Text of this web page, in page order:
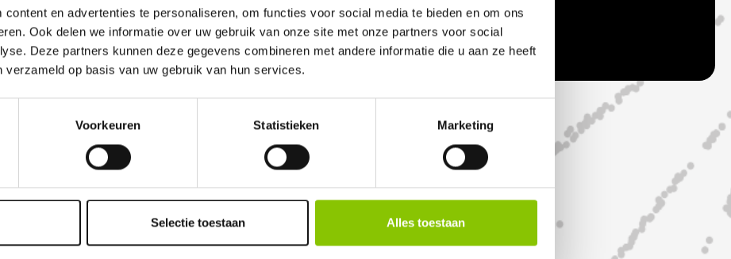
content en advertenties te personaliseren, om functies voor social media te bieden en om ons
Ook delen we informatie over uw gebruik van onze site met onze partners voor social
Deze partners kunnen deze gegevens combineren met andere informatie die u aan ze heeft
verzameld op basis van uw gebruik van hun services.
Voorkeuren Statistieken Marketing
Selectie toestaan Alles toestaan
zijn. Met meer dan 450+
is er altijd een dealer
dichtbij.
eenvoudig via iDEAL of andere
betaalopties.